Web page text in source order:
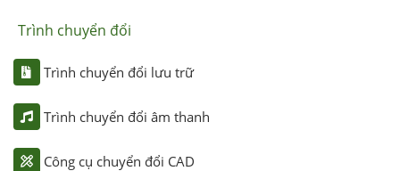
Trình chuyển đổi
Trình chuyển đổi lưu trữ
Trình chuyển đổi âm thanh
Công cụ chuyển đổi CAD